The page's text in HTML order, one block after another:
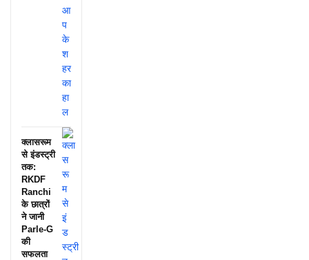
क्लासरूम
से इंडस्ट्री
तक:
RKDF
Ranchi
के छात्रों
ने जानी
Parle-G
की
सफलता